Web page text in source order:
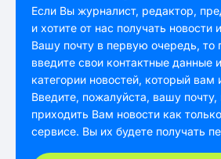
Если Вы журналист, редактор,
и хотите от нас получать новости
Вашу почту в первую очередь, то
введите свои контактные данные
категории новостей, который вам
Введите, пожалуйста, вашу почту,
приходить Вам новости как
сервисе. Вы их будете получать